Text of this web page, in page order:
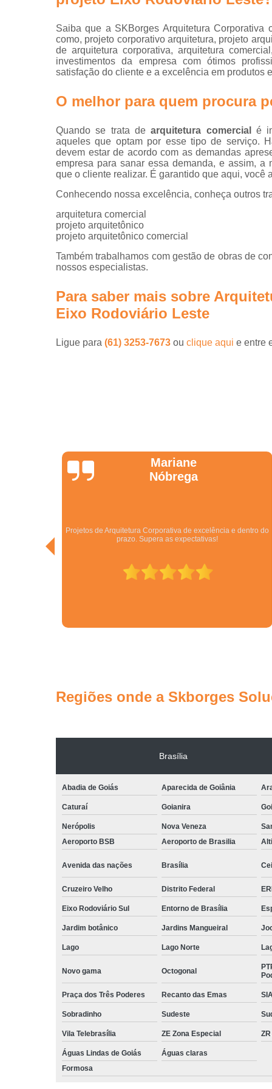
Projetos de
Projetos
key
Saiba que a SKBorges Arquitetura Corporativa
como, projeto corporativo arquitetura, projeto
de arquitetura corporativa, arquitetura
investimentos da empresa com ótimos
satisfação do cliente e a excelência em produtos
O melhor para quem procura
Quando se trata dearquitetura comercial
é
aqueles que optam por esse tipo de serviço.
devem estar de acordo com as demandas
empresa para sanar essa demanda, e assim,
que o cliente realizar. É garantido que aqui, você
Conhecendo nossa excelência, conheça outros
arquitetura comercial
projeto arquitetônico
projeto arquitetônico comercial
Também trabalhamos com gestão de obras de
nossos especialistas.
Para saber mais sobre
Eixo Rodoviário Leste
Ligue para (61) 3253-7673 ou clique aqui e entre
Jonathas
Araújo
Excelentes. São especialistas no que fazem! Melhor empresa
do ramo no Centro Oeste.
Regiões onde a Skborges
Brasília
Abadia de Goiás Aparecida de Goiânia
Caturaí Goianira
Nerópolis Nova Veneza
Aeroporto BSB
Aeroporto de Brasilia
Avenida das nações Brasília
Cruzeiro Velho Distrito Federal
Eixo Rodoviário Sul Entorno de Brasília
Jardim botânico Jardins Mangueiral
Lago Lago Norte
Novo gama Octogonal
Praça dos Três Poderes Recanto das Emas SIA
Sobradinho Sudeste
Vila Telebrasília ZE Zona Especial
Águas Lindas de Goiás
Águas claras
Formosa